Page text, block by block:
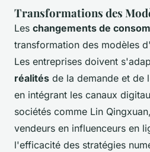
Transformations des
Les changements de
transformation des modèles
Les entreprises doivent
réalités de la demande et de
en intégrant les canaux
sociétés comme Lin
vendeurs en influenceurs en
l'efficacité des stratégies